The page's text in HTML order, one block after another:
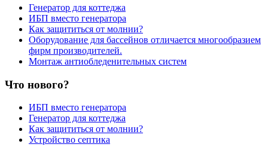
Генератор для коттеджа
ИБП вместо генератора
Как защититься от молнии?
Оборудование для бассейнов отличается многообразием
фирм производителей.
Монтаж антиобледенительных систем
Что нового?
ИБП вместо генератора
Генератор для коттеджа
Как защититься от молнии?
Устройство септика